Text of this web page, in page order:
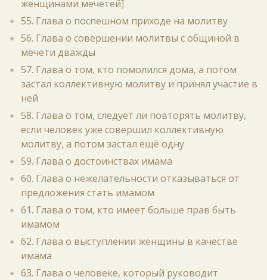
женщинами мечетей]
55. Глава о поспешном приходе на молитву
56. Глава о совершении молитвы с общиной в
мечети дважды
57. Глава о том, кто помолился дома, а потом
застал коллективную молитву и принял участие в
ней
58. Глава о том, следует ли повторять молитву,
если человек уже совершил коллективную
молитву, а потом застал ещё одну
59. Глава о достоинствах имама
60. Глава о нежелательности отказываться от
предложения стать имамом
61. Глава о том, кто имеет больше прав быть
имамом
62. Глава о выступлении женщины в качестве
имама
63. Глава о человеке, который руководит